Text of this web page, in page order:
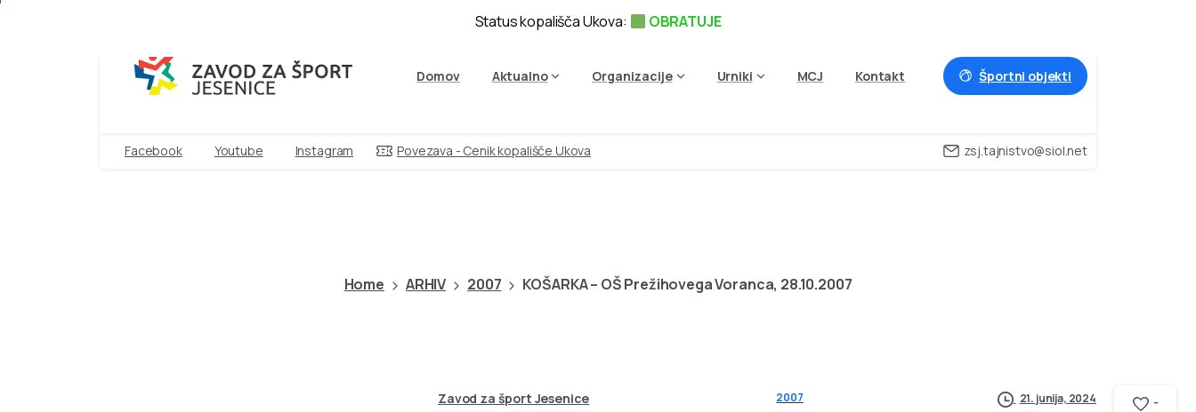
Domov Aktualno Organizacije Urniki MCJ Kontakt Športni objekti
Facebook Youtube Instagram Povezava - Cenik kopališče Ukova zsj.tajnistvo@siol.net
Home ARHIV 2007 KOŠARKA – OŠ Prežihovega Voranca, 28.10.2007
Zavod za šport Jesenice 2007 21. junija, 2024 -
Status kopališča Ukova: OBRATUJE